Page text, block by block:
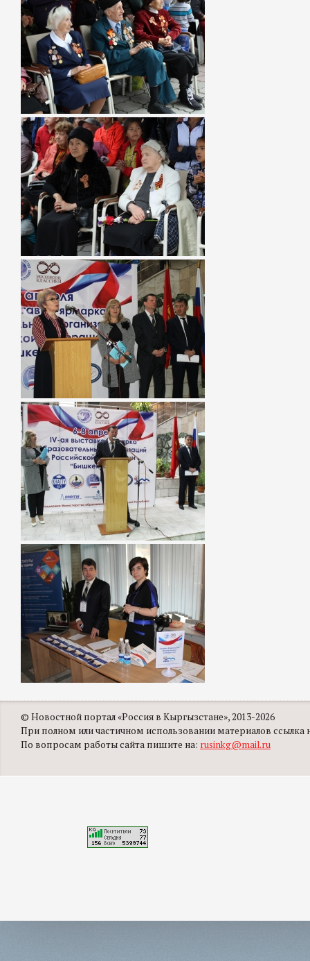
© Новостной портал «Россия в Кыргызстане», 2013-2026
При полном или частичном использовании материалов ссылка
По вопросам работы сайта пишите на: rusinkg@mail.ru